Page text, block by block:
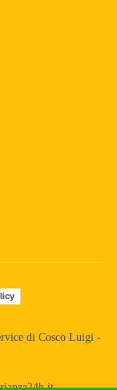
di Cosco Luigi -